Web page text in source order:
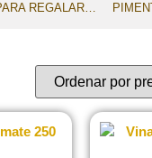
REGALAR…